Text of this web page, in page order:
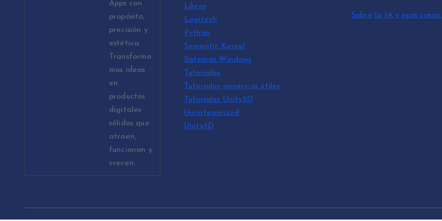
Apps con
propósito,
precisión y
estética.
Transforma
mos ideas
en
productos
digitales
sólidos que
atraen,
funcionan y
crecen.
Libros
Logitech
Python
Semantic Kernel
Sistemas Windows
Tutoriales
Tutoriales genéricos útiles
Tutoriales Unity3D
Uncategorized
Unity3D
Sobre la IA y esas